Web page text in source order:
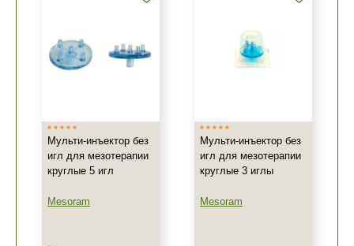
Мульти-инъектор без
игл для мезотерапии
круглые 5 игл
Mesoram
Мульти-инъектор без
игл для мезотерапии
круглые 3 иглы
Mesoram